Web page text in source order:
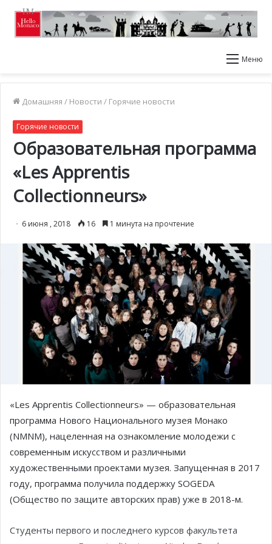
Меню
Домашняя / Новости / Горячие новости
Горячие новости
Образовательная программа
«Les Apprentis
Collectionneurs»
6 июня , 2018 16 1 минута на прочтение
«Les Apprentis Collectionneurs» — образовательная
программа Нового Национального музея Монако
(NMNM), нацеленная на ознакомление молодежи с
современным искусством и различными
художественными проектами музея. Запущенная в 2017
году, программа получила поддержку SOGEDA
(Общество по защите авторских прав) уже в 2018-м.
Студенты первого и последнего курсов факультета